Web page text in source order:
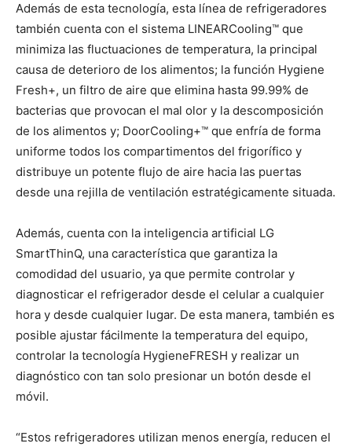
Además de esta tecnología, esta línea de refrigeradores
también cuenta con el sistema LINEARCooling™ que
minimiza las fluctuaciones de temperatura, la principal
causa de deterioro de los alimentos; la función Hygiene
Fresh+, un filtro de aire que elimina hasta 99.99% de
bacterias que provocan el mal olor y la descomposición
de los alimentos y; DoorCooling+™ que enfría de forma
uniforme todos los compartimentos del frigorífico y
distribuye un potente flujo de aire hacia las puertas
desde una rejilla de ventilación estratégicamente situada.
Además, cuenta con la inteligencia artificial LG
SmartThinQ, una característica que garantiza la
comodidad del usuario, ya que permite controlar y
diagnosticar el refrigerador desde el celular a cualquier
hora y desde cualquier lugar. De esta manera, también es
posible ajustar fácilmente la temperatura del equipo,
controlar la tecnología HygieneFRESH y realizar un
diagnóstico con tan solo presionar un botón desde el
móvil.
“Estos refrigeradores utilizan menos energía, reducen el